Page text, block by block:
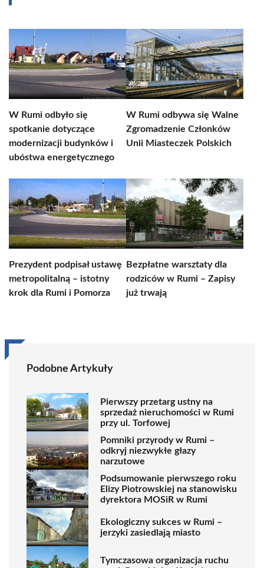
W Rumi odbyło się
spotkanie dotyczące
modernizacji budynków i
ubóstwa energetycznego
W Rumi odbywa się Walne
Zgromadzenie Członków
Unii Miasteczek Polskich
Prezydent podpisał ustawę
metropolitalną – istotny
krok dla Rumi i Pomorza
Bezpłatne warsztaty dla
rodziców w Rumi – Zapisy
już trwają
Podobne Artykuły
Pierwszy przetarg ustny na
sprzedaż nieruchomości w Rumi
przy ul. Torfowej
Pomniki przyrody w Rumi –
odkryj niezwykłe głazy
narzutowe
Podsumowanie pierwszego roku
Elizy Piotrowskiej na stanowisku
dyrektora MOSiR w Rumi
Ekologiczny sukces w Rumi –
jerzyki zasiedlają miasto
Tymczasowa organizacja ruchu